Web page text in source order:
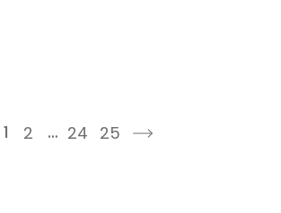
1 2 … 24 25 next